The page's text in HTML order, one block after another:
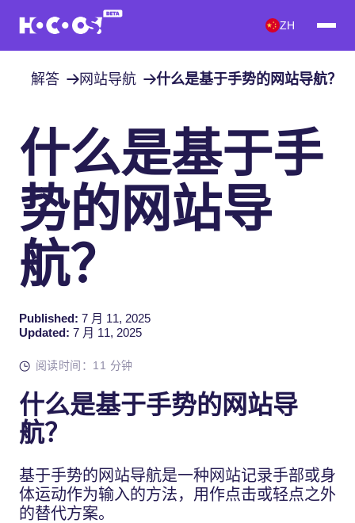
ZH
解答 网站导航 什么是基于手势的网站导航？
什么是基于手
势的网站导
航？
Published: 7 月 11, 2025
Updated: 7 月 11, 2025
阅读时间：11 分钟
什么是基于手势的网站导
航？
基于手势的网站导航是一种网站记录手部或身
体运动作为输入的方法，用作点击或轻点之外
的替代方案。